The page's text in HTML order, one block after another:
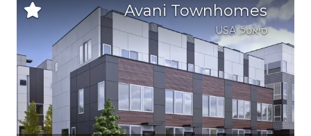
Avani Townhomes
סיאטל,
USA